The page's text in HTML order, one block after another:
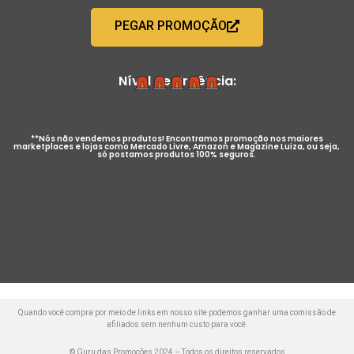
PEGAR PROMOÇÃO
Nível de Urgência:
**Nós não vendemos produtos! Encontramos promoção nos maiores
marketplaces e lojas como Mercado Livre, Amazon e Magazine Luiza, ou seja,
só postamos produtos 100% seguros.
Quando você compra por meio de links em nosso site podemos ganhar uma comissão de
afiliados sem nenhum custo para você.
© Guru das Promoções 2024 – Todos os direitos reservados